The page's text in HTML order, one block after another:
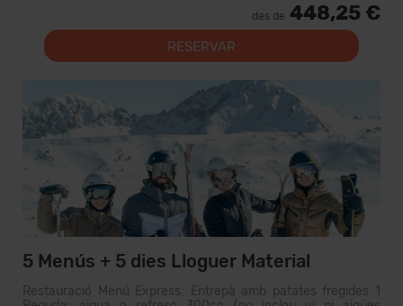
des de 448,25 €
RESERVAR
5 Menús + 5 dies Lloguer Material
Restauració Menú Express: Entrepà amb patates fregides 1